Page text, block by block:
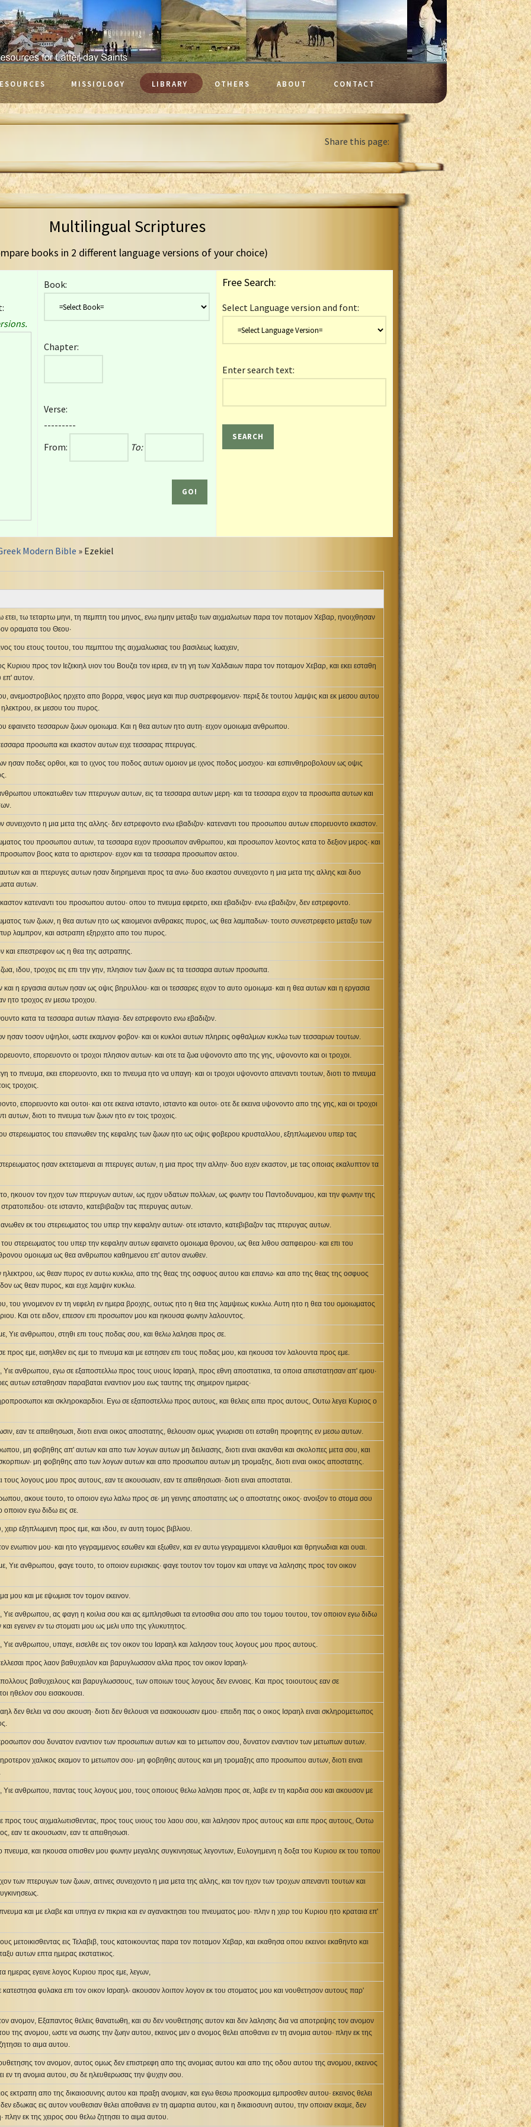
MISSIOLOGY LIBRARY OTHERS ABOUT CONTACT
Share this page:
Multilingual Scriptures
books in 2 different language versions of your choice)
Book:
Chapter:
Verse:
---------
From:
To:
Free Search:
Select Language version and font:
Enter search text:
Modern Bible » Ezekiel
ετει, τω τεταρτω μηνι, τη πεμπτη του μηνος, ενω ημην μεταξυ των αιχμαλωτων παρα τον ποταμον Χεβαρ, ηνοιχθησαν
οραματα του Θεου·
του ετους τουτου, του πεμπτου της αιχμαλωσιας του βασιλεως Ιωαχειν,
Κυριου προς τον Ιεζεκιηλ υιον του Βουζει τον ιερεα, εν τη γη των Χαλδαιων παρα τον ποταμον Χεβαρ, και εκει εσταθη
επ' αυτον.
ανεμοστροβιλος ηρχετο απο βορρα, νεφος μεγα και πυρ συστρεφομενον· περιξ δε τουτου λαμψις και εκ μεσου αυτου
ηλεκτρου, εκ μεσου του πυρος.
εφαινετο τεσσαρων ζωων ομοιωμα. Και η θεα αυτων ητο αυτη· ειχον ομοιωμα ανθρωπου.
τεσσαρα προσωπα και εκαστον αυτων ειχε τεσσαρας πτερυγας.
ησαν ποδες ορθοι, και το ιχνος του ποδος αυτων ομοιον με ιχνος ποδος μοσχου· και εσπινθηροβολουν ως οψις
ανθρωπου υποκατωθεν των πτερυγων αυτων, εις τα τεσσαρα αυτων μερη· και τα τεσσαρα ειχον τα προσωπα αυτων και
συνειχοντο η μια μετα της αλλης· δεν εστρεφοντο ενω εβαδιζον· κατεναντι του προσωπου αυτων επορευοντο εκαστον.
του προσωπου αυτων, τα τεσσαρα ειχον προσωπον ανθρωπου, και προσωπον λεοντος κατα το δεξιον μερος· και
προσωπον βοος κατα το αριστερον· ειχον και τα τεσσαρα προσωπον αετου.
και αι πτερυγες αυτων ησαν διηρημεναι προς τα ανω· δυο εκαστου συνειχοντο η μια μετα της αλλης και δυο
αυτων.
κατεναντι του προσωπου αυτου· οπου το πνευμα εφερετο, εκει εβαδιζον· ενω εβαδιζον, δεν εστρεφοντο.
των ζωων, η θεα αυτων ητο ως καιομενοι ανθρακες πυρος, ως θεα λαμπαδων· τουτο συνεστρεφετο μεταξυ των
λαμπρον, και αστραπη εξηρχετο απο του πυρος.
και επεστρεφον ως η θεα της αστραπης.
ζωα, ιδου, τροχος εις επι την γην, πλησιον των ζωων εις τα τεσσαρα αυτων προσωπα.
η εργασια αυτων ησαν ως οψις βηρυλλου· και οι τεσσαρες ειχον το αυτο ομοιωμα· και η θεα αυτων και η εργασια
ητο τροχος εν μεσω τροχου.
κατα τα τεσσαρα αυτων πλαγια· δεν εστρεφοντο ενω εβαδιζον.
ησαν τοσον υψηλοι, ωστε εκαμνον φοβον· και οι κυκλοι αυτων πληρεις οφθαλμων κυκλω των τεσσαρων τουτων.
επορευοντο οι τροχοι πλησιον αυτων· και οτε τα ζωα υψονοντο απο της γης, υψονοντο και οι τροχοι.
το πνευμα, εκει επορευοντο, εκει το πνευμα ητο να υπαγη· και οι τροχοι υψονοντο απεναντι τουτων, διοτι το πνευμα
τροχοις.
επορευοντο και ουτοι· και οτε εκεινα ισταντο, ισταντο και ουτοι· οτε δε εκεινα υψονοντο απο της γης, και οι τροχοι
αυτων, διοτι το πνευμα των ζωων ητο εν τοις τροχοις.
στερεωματος του επανωθεν της κεφαλης των ζωων ητο ως οψις φοβερου κρυσταλλου, εξηπλωμενου υπερ τας
ησαν εκτεταμεναι αι πτερυγες αυτων, η μια προς την αλλην· δυο ειχεν εκαστον, με τας οποιας εκαλυπτον τα
ηκουον τον ηχον των πτερυγων αυτων, ως ηχον υδατων πολλων, ως φωνην του Παντοδυναμου, και την φωνην της
οτε ισταντο, κατεβιβαζον τας πτερυγας αυτων.
ανωθεν εκ του στερεωματος του υπερ την κεφαλην αυτων· οτε ισταντο, κατεβιβαζον τας πτερυγας αυτων.
στερεωματος του υπερ την κεφαλην αυτων εφαινετο ομοιωμα θρονου, ως θεα λιθου σαπφειρου· και επι του
ομοιωμα ως θεα ανθρωπου καθημενου επ' αυτον ανωθεν.
ηλεκτρου, ως θεαν πυρος εν αυτω κυκλω, απο της θεας της οσφυος αυτου και επανω· και απο της θεας της οσφυος
ως θεαν πυρος, και ειχε λαμψιν κυκλω.
του γινομενον εν τη νεφελη εν ημερα βροχης, ουτως ητο η θεα της λαμψεως κυκλω. Αυτη ητο η θεα του ομοιωματος
Και οτε ειδον, επεσον επι προσωπον μου και ηκουσα φωνην λαλουντος.
Υιε ανθρωπου, στηθι επι τους ποδας σου, και θελω λαλησει προς σε.
προς εμε, εισηλθεν εις εμε το πνευμα και με εστησεν επι τους ποδας μου, και ηκουσα τον λαλουντα προς εμε.
Υιε ανθρωπου, εγω σε εξαποστελλω προς τους υιους Ισραηλ, προς εθνη αποστατικα, τα οποια απεστατησαν απ' εμου·
αυτων εσταθησαν παραβαται εναντιον μου εως ταυτης της σημερον ημερας·
και σκληροκαρδιοι. Εγω σε εξαποστελλω προς αυτους, και θελεις ειπει προς αυτους, Ουτω λεγει Κυριος ο
εαν τε απειθησωσι, διοτι ειναι οικος αποστατης, θελουσιν ομως γνωρισει οτι εσταθη προφητης εν μεσω αυτων.
μη φοβηθης απ' αυτων και απο των λογων αυτων μη δειλιασης, διοτι ειναι ακανθαι και σκολοπες μετα σου, και
σκορπιων· μη φοβηθης απο των λογων αυτων και απο προσωπου αυτων μη τρομαξης, διοτι ειναι οικος αποστατης.
τους λογους μου προς αυτους, εαν τε ακουσωσιν, εαν τε απειθησωσι· διοτι ειναι αποσταται.
ακουε τουτο, το οποιον εγω λαλω προς σε· μη γεινης αποστατης ως ο αποστατης οικος· ανοιξον το στομα σου
οποιον εγω διδω εις σε.
χειρ εξηπλωμενη προς εμε, και ιδου, εν αυτη τομος βιβλιου.
ενωπιον μου· και ητο γεγραμμενος εσωθεν και εξωθεν, και εν αυτω γεγραμμενοι κλαυθμοι και θρηνωδιαι και ουαι.
Υιε ανθρωπου, φαγε τουτο, το οποιον ευρισκεις· φαγε τουτον τον τομον και υπαγε να λαλησης προς τον οικον
μου και με εψωμισε τον τομον εκεινον.
Υιε ανθρωπου, ας φαγη η κοιλια σου και ας εμπλησθωσι τα εντοσθια σου απο του τομου τουτου, τον οποιον εγω διδω
και εγεινεν εν τω στοματι μου ως μελι υπο της γλυκυτητος.
Υιε ανθρωπου, υπαγε, εισελθε εις τον οικον του Ισραηλ και λαλησον τους λογους μου προς αυτους.
προς λαον βαθυχειλον και βαρυγλωσσον αλλα προς τον οικον Ισραηλ·
βαθυχειλους και βαρυγλωσσους, των οποιων τους λογους δεν εννοεις. Και προς τοιουτους εαν σε
ηθελον σου εισακουσει.
δεν θελει να σου ακουση· διοτι δεν θελουσι να εισακουωσιν εμου· επειδη πας ο οικος Ισραηλ ειναι σκληρομετωπος
σου δυνατον εναντιον των προσωπων αυτων και το μετωπον σου, δυνατον εναντιον των μετωπων αυτων.
χαλικος εκαμον το μετωπον σου· μη φοβηθης αυτους και μη τρομαξης απο προσωπου αυτων, διοτι ειναι
Υιε ανθρωπου, παντας τους λογους μου, τους οποιους θελω λαλησει προς σε, λαβε εν τη καρδια σου και ακουσον με
προς τους αιχμαλωτισθεντας, προς τους υιους του λαου σου, και λαλησον προς αυτους και ειπε προς αυτους, Ουτω
εαν τε ακουσωσιν, εαν τε απειθησωσι.
πνευμα, και ηκουσα οπισθεν μου φωνην μεγαλης συγκινησεως λεγοντων, Ευλογημενη η δοξα του Κυριου εκ του τοπου
των πτερυγων των ζωων, αιτινες συνειχοντο η μια μετα της αλλης, και τον ηχον των τροχων απεναντι τουτων και
και με ελαβε και υπηγα εν πικρια και εν αγανακτησει του πνευματος μου· πλην η χειρ του Κυριου ητο κραταια επ'
μετοικισθεντας εις Τελαβιβ, τους κατοικουντας παρα τον ποταμον Χεβαρ, και εκαθησα οπου εκεινοι εκαθηντο και
αυτων επτα ημερας εκστατικος.
ημερας εγεινε λογος Κυριου προς εμε, λεγων,
φυλακα επι τον οικον Ισραηλ· ακουσον λοιπον λογον εκ του στοματος μου και νουθετησον αυτους παρ'
ανομον, Εξαπαντος θελεις θανατωθη, και συ δεν νουθετησης αυτον και δεν λαλησης δια να αποτρεψης τον ανομον
της ανομου, ωστε να σωσης την ζωην αυτου, εκεινος μεν ο ανομος θελει αποθανει εν τη ανομια αυτου· πλην εκ της
το αιμα αυτου.
τον ανομον, αυτος ομως δεν επιστρεφη απο της ανομιας αυτου και απο της οδου αυτου της ανομου, εκεινος
εν τη ανομια αυτου, συ δε ηλευθερωσας την ψυχην σου.
εκτραπη απο της δικαιοσυνης αυτου και πραξη ανομιαν, και εγω θεσω προσκομμα εμπροσθεν αυτου· εκεινος θελει
εδωκας εις αυτον νουθεσιαν θελει αποθανει εν τη αμαρτια αυτου, και η δικαιοσυνη αυτου, την οποιαν εκαμε, δεν
πλην εκ της χειρος σου θελω ζητησει το αιμα αυτου.